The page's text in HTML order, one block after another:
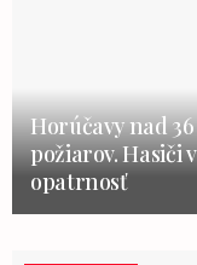
Horúčavy nad
požiarov. Hasiči
opatrnosť